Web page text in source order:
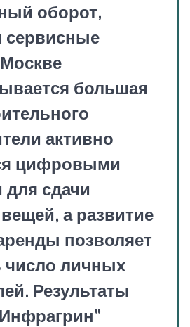
оборот,
сервисные
большая
активно
цифровыми
для сдачи
а развитие
позволяет
число личных
Результаты